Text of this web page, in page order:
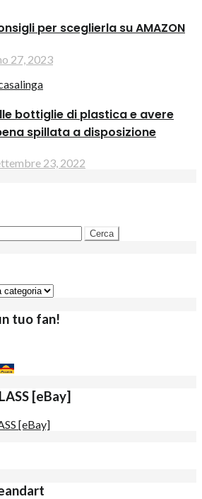
per sceglierla su AMAZON
27, 2023
bottiglie di plastica e avere
spillata a disposizione
23, 2022
tuo fan!
[eBay]